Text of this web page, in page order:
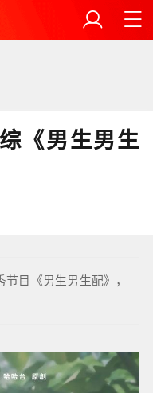
《男生男生
目《男生男生配》，